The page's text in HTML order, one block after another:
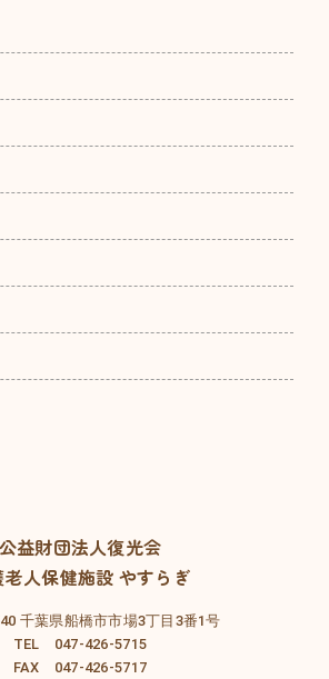
公益財団法人復光会
人保健施設 やすらぎ
千葉県船橋市市場3丁目3番1号
TEL 047-426-5715
FAX 047-426-5717